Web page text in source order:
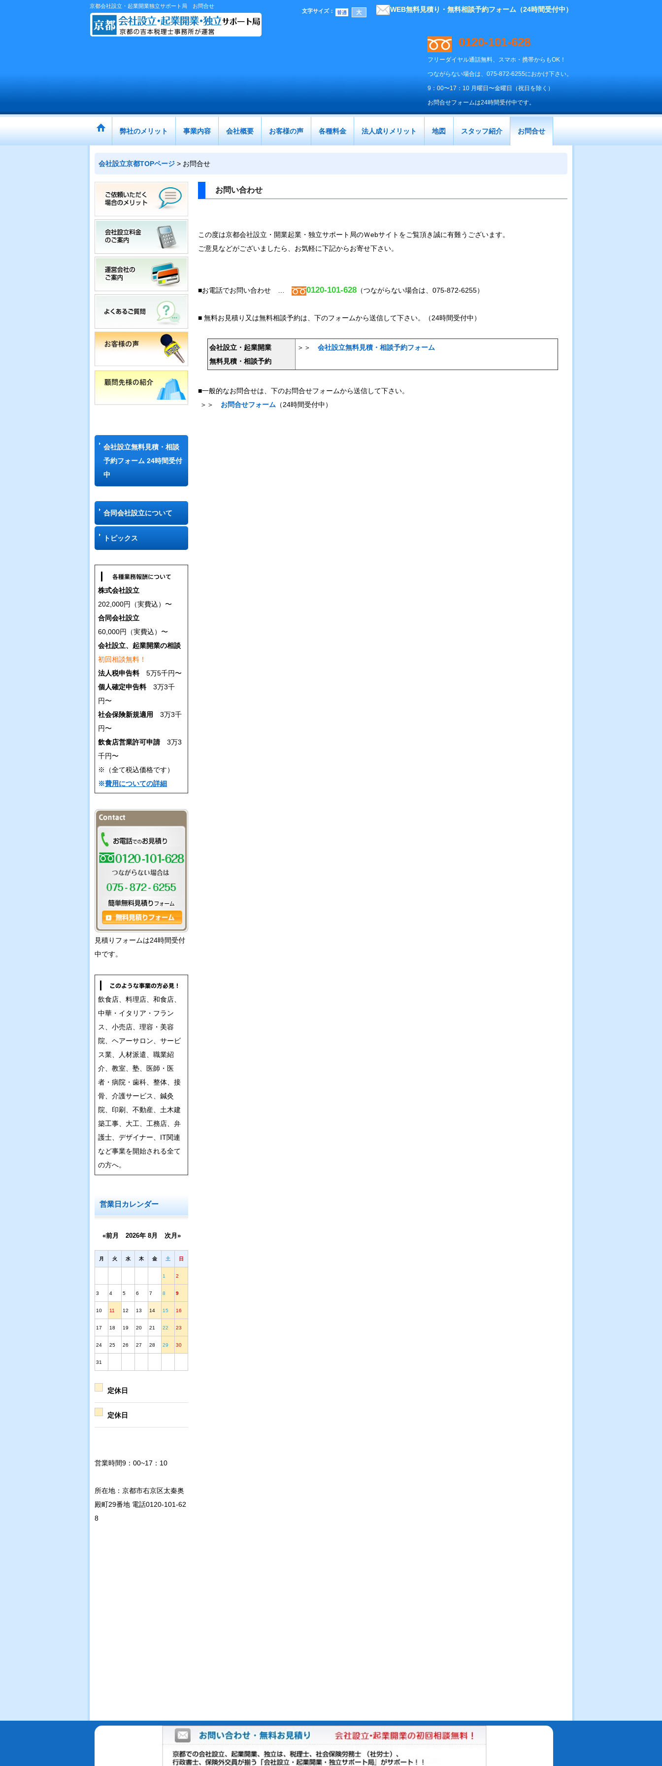
京都会社設立・起業開業独立サポート局 お問合せ WEB無料見積り・無料相談予約フォーム（24時間受付中）
文字サイズ：
0120-101-628
フリーダイヤル通話無料、スマホ・携帯からもOK！
つながらない場合は、075-872-6255におかけ下さい。
9：00〜17：10 月曜日〜金曜日（祝日を除く）
お問合せフォームは24時間受付中です。
弊社のメリット 事業内容 会社概要 お客様の声 各種料金 法人成りメリット 地図 スタッフ紹介 お問合せ
会社設立京都TOPページ > お問合せ
会社設立無料見積・相談
予約フォーム 24時間受付
中
合同会社設立について
トピックス
株式会社設立
202,000円（実費込）〜
合同会社設立
60,000円（実費込）〜
会社設立、起業開業の相談
初回相談無料！
法人税申告料5万5千円〜
個人確定申告料3万3千
円〜
社会保険新規適用 3万3千
円〜
飲食店営業許可申請3万3
千円〜
※（全て税込価格です）
※費用についての詳細
見積りフォームは24時間受付
中です。
飲食店、料理店、和食店、
中華・イタリア・フラン
ス、小売店、理容・美容
院、ヘアーサロン、サービ
ス業、人材派遣、職業紹
介、教室、塾、医師・医
者・病院・歯科、整体、接
骨、介護サービス、鍼灸
院、印刷、不動産、土木建
築工事、大工、工務店、弁
護士、デザイナー、IT関連
など事業を開始される全て
の方へ。
営業日カレンダー
«前月 2026年 8月 次月»
月 火 水 木 金 土 日
1 2
3 4 5 6 7 8 9
10 11 12 13 14 15 16
17 18 19 20 21 22 23
24 25 26 27 28 29 30
31
定休日
定休日
営業時間9：00~17：10
所在地：京都市右京区太秦奥
殿町29番地 電話0120-101-62
8
お問い合わせ
この度は京都会社設立・開業起業・独立サポート局のＷebサイトをご覧頂き誠に有難うございます。
ご意見などがございましたら、お気軽に下記からお寄せ下さい。
■お電話でお問い合わせ … 0120-101-628 （つながらない場合は、075-872-6255）
■ 無料お見積り又は無料相談予約は、下のフォームから送信して下さい。（24時間受付中）
会社設立・起業開業
無料見積・相談予約
＞＞ 会社設立無料見積・相談予約フォーム
■一般的なお問合せは、下のお問合せフォームから送信して下さい。
＞＞ お問合せフォーム （24時間受付中）